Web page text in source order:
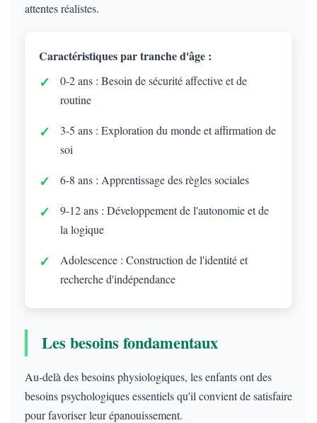
attentes réalistes.
Caractéristiques par tranche d'âge :
0-2 ans : Besoin de sécurité affective et de
routine
3-5 ans : Exploration du monde et affirmation de
soi
6-8 ans : Apprentissage des règles sociales
9-12 ans : Développement de l'autonomie et de
la logique
Adolescence : Construction de l'identité et
recherche d'indépendance
Les besoins fondamentaux
Au-delà des besoins physiologiques, les enfants ont des
besoins psychologiques essentiels qu'il convient de satisfaire
pour favoriser leur épanouissement.